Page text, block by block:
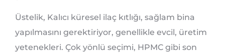
Üstelik, Kalıcı küresel ilaç kıtlığı, sağlam bina
yapılmasını gerektiriyor, genellikle evcil, üretim
yetenekleri. Çok yönlü seçimi, HPMC gibi son